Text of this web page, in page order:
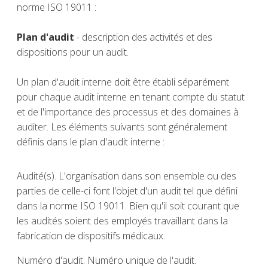
norme ISO 19011 :
Plan d'audit - description des activités et des
dispositions pour un audit.
Un plan d'audit interne doit être établi séparément
pour chaque audit interne en tenant compte du statut
et de l'importance des processus et des domaines à
auditer. Les éléments suivants sont généralement
définis dans le plan d'audit interne :
Audité(s). L'organisation dans son ensemble ou des
parties de celle-ci font l'objet d'un audit tel que défini
dans la norme ISO 19011. Bien qu'il soit courant que
les audités soient des employés travaillant dans la
fabrication de dispositifs médicaux.
Numéro d'audit. Numéro unique de l'audit.